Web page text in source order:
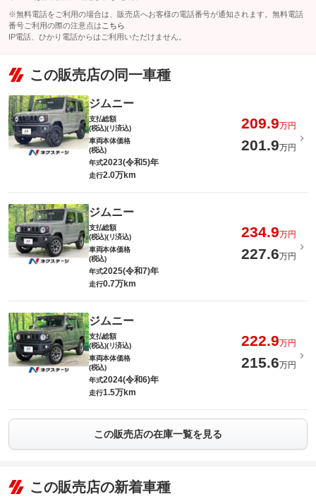
※無料電話をご利用の場合は、販売店へお客様の電話番号が通知されます。無料電話
番号ご利用の際の注意点は こちら
IP電話、ひかり電話からはご利用いただけません。
この販売店の同一車種
ジムニー
支払総額
(税込)(リ済込)
209.9万円
車両本体価格
(税込)
201.9万円
年式2023(令和5)年
走行2.0万km
ジムニー
支払総額
(税込)(リ済込)
234.9万円
車両本体価格
(税込)
227.6万円
年式2025(令和7)年
走行0.7万km
ジムニー
支払総額
(税込)(リ済込)
222.9万円
車両本体価格
(税込)
215.6万円
年式2024(令和6)年
走行1.5万km
この販売店の在庫一覧を見る
この販売店の新着車種